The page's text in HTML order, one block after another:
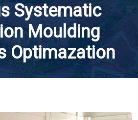
Systematic
Moulding
Optimazation